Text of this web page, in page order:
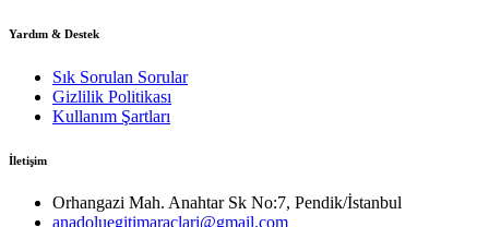
Yardım & Destek
Sık Sorulan Sorular
Gizlilik Politikası
Kullanım Şartları
İletişim
Orhangazi Mah. Anahtar Sk No:7, Pendik/İstanbul
anadoluegitimaraclari@gmail.com